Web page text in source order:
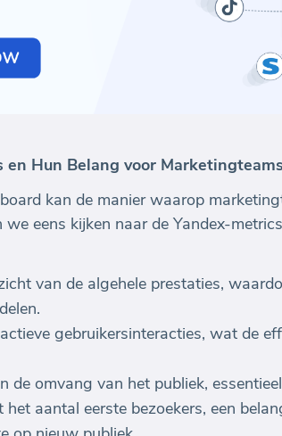
Hun Belang voor Marketingteams
kan de manier waarop
eens kijken naar de Yandex-
van de algehele prestaties,
gebruikersinteracties, wat de
de omvang van het publiek,
aantal eerste bezoekers, een